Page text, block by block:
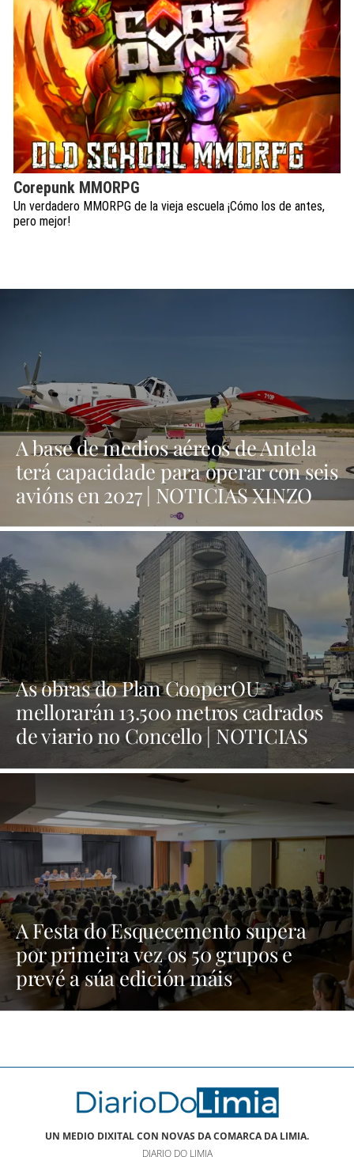
Corepunk MMORPG
Un verdadero MMORPG de la vieja escuela ¡Cómo los de antes,
pero mejor!
A base de medios aéreos de Antela
terá capacidade para operar con seis
avións en 2027 | NOTICIAS XINZO
As obras do Plan CooperOU
mellorarán 13.500 metros cadrados
de viario no Concello | NOTICIAS
A Festa do Esquecemento supera
por primeira vez os 50 grupos e
prevé a súa edición máis
multitudinaria | NOTICIAS XINZO
UN MEDIO DIXITAL CON NOVAS DA COMARCA DA LIMIA.
DIARIO DO LIMIA